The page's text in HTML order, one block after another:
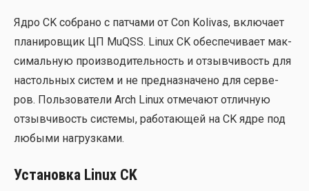
Ядро CK собра­но с пат­ча­ми от Con Kolivas, вклю­ча­ет
пла­ни­ров­щик ЦП MuQSS. Linux CK обес­пе­чи­ва­ет мак­
си­маль­ную про­из­во­ди­тель­ность и отзыв­чи­вость для
настоль­ных систем и не пред­на­зна­че­но для сер­ве­
ров. Поль­зо­ва­те­ли Arch Linux отме­ча­ют отлич­ную
отзыв­чи­вость систе­мы, рабо­та­ю­щей на CK ядре под
любы­ми нагруз­ка­ми.
Установка Linux CK